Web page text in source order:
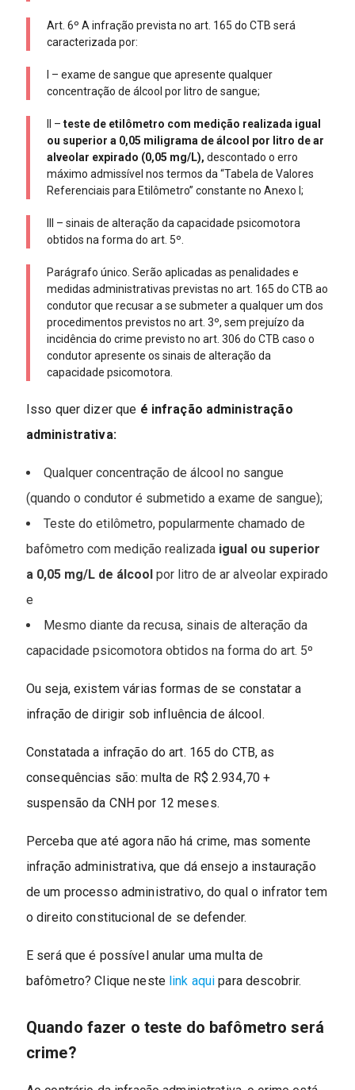
Art. 6º A infração prevista no art. 165 do CTB será
caracterizada por:
I – exame de sangue que apresente qualquer
concentração de álcool por litro de sangue;
II – teste de etilômetro com medição realizada igual
ou superior a 0,05 miligrama de álcool por litro de ar
alveolar expirado (0,05 mg/L), descontado o erro
máximo admissível nos termos da “Tabela de Valores
Referenciais para Etilômetro” constante no Anexo I;
III – sinais de alteração da capacidade psicomotora
obtidos na forma do art. 5º.
Parágrafo único. Serão aplicadas as penalidades e
medidas administrativas previstas no art. 165 do CTB ao
condutor que recusar a se submeter a qualquer um dos
procedimentos previstos no art. 3º, sem prejuízo da
incidência do crime previsto no art. 306 do CTB caso o
condutor apresente os sinais de alteração da
capacidade psicomotora.
Isso quer dizer que é infração administração
administrativa:
Qualquer concentração de álcool no sangue
(quando o condutor é submetido a exame de sangue);
Teste do etilômetro, popularmente chamado de
bafômetro com medição realizada igual ou superior
a 0,05 mg/L de álcoolpor litro de ar alveolar expirado
e
Mesmo diante da recusa, sinais de alteração da
capacidade psicomotora obtidos na forma do art. 5º
Ou seja, existem várias formas de se constatar a
infração de dirigir sob influência de álcool.
Constatada a infração do art. 165 do CTB, as
consequências são: multa de R$ 2.934,70 +
suspensão da CNH por 12 meses.
Perceba que até agora não há crime, mas somente
infração administrativa, que dá ensejo a instauração
de um processo administrativo, do qual o infrator tem
o direito constitucional de se defender.
E será que é possível anular uma multa de
bafômetro? Clique neste link aqui para descobrir.
Quando fazer o teste do bafômetro será
crime?